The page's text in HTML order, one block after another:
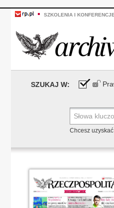
SZKOLENIA I KONFERENCJE
SZUKAJ W:
Chcesz